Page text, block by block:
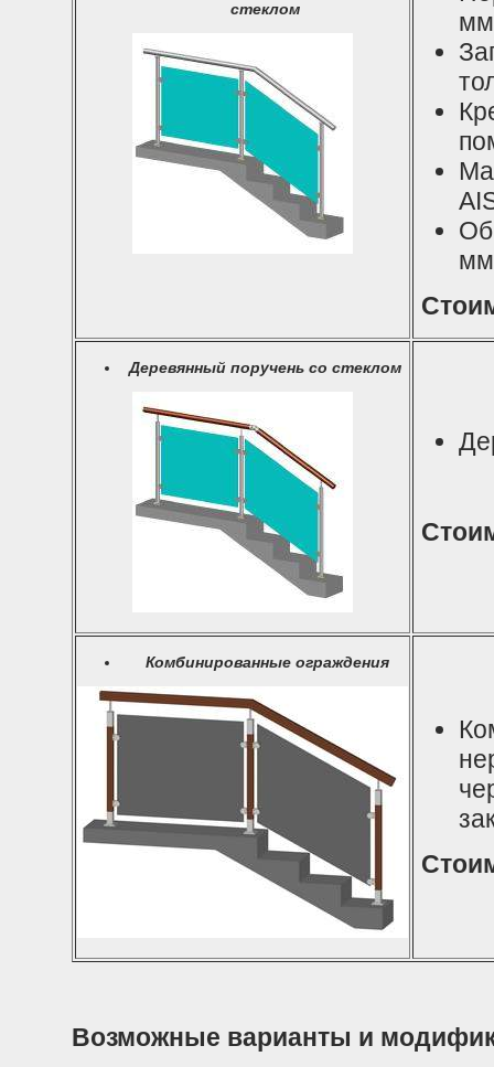
стеклом
мм
Деревянный поручень со стеклом
Комбинированные ограждения
Возможные варианты и